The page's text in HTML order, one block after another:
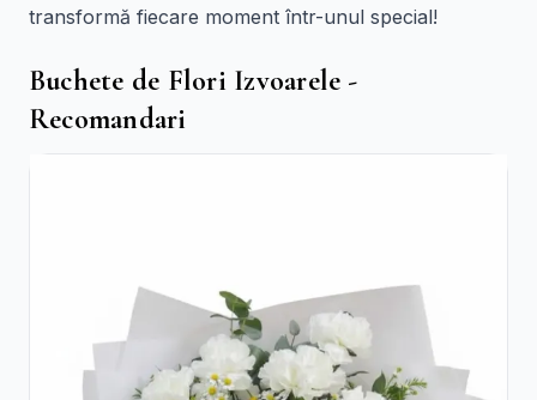
transformă fiecare moment într-unul special!
Buchete de Flori Izvoarele -
Recomandari